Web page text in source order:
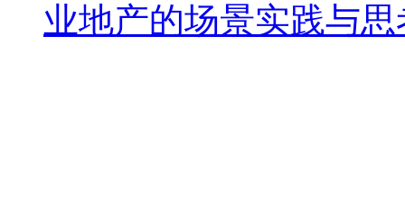
业地产的场景实践与思